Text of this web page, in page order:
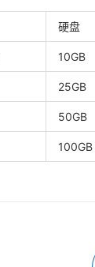
硬盘
10GB
25GB
50GB
100GB